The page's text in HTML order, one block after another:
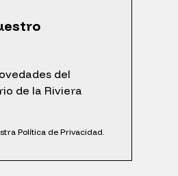
del
de la Riviera
Política de Privacidad.